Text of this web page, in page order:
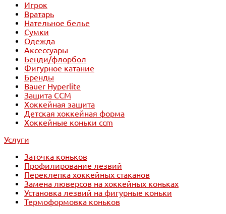
Игрок
Вратарь
Нательное белье
Сумки
Одежда
Аксессуары
Бенди/флорбол
Фигурное катание
Бренды
Bauer Hyperlite
Защита CCM
Хоккейная защита
Детская хоккейная форма
Хоккейные коньки ccm
Услуги
Заточка коньков
Профилирование лезвий
Переклепка хоккейных стаканов
Замена люверсов на хоккейных коньках
Установка лезвий на фигурные коньки
Термоформовка коньков